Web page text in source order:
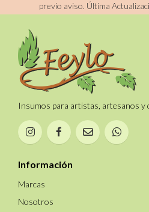
previo aviso. Última
Insumos para artistas, artesanos y
Información
Marcas
Nosotros